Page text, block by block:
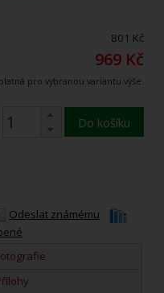
801 Kč
969 Kč
pro vybranou variantu výše.
Do košíku
Odeslat známému